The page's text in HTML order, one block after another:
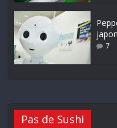
7
Pas de Sushi